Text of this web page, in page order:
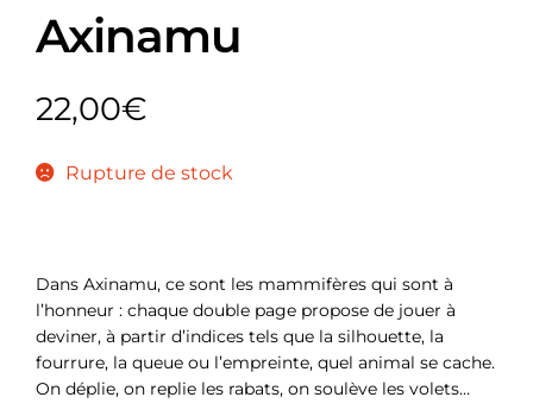
Axinamu
22,00€
Rupture de stock
Dans Axinamu, ce sont les mammifères qui sont à
l’honneur : chaque double page propose de jouer à
deviner, à partir d’indices tels que la silhouette, la
fourrure, la queue ou l’empreinte, quel animal se cache.
On déplie, on replie les rabats, on soulève les volets…